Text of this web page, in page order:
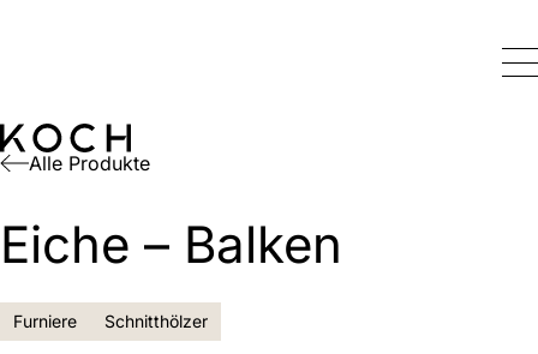
Alle Produkte
Eiche – Balken
Furniere Schnitthölzer